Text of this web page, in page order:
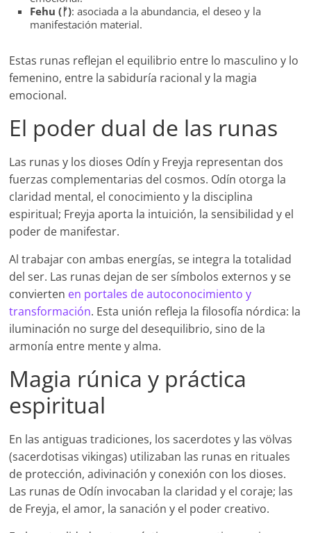
Fehu (ᚠ): asociada a la abundancia, el deseo y la
manifestación material.
Estas runas reflejan el equilibrio entre lo masculino y lo
femenino, entre la sabiduría racional y la magia
emocional.
El poder dual de las runas
Las runas y los dioses Odín y Freyja representan dos
fuerzas complementarias del cosmos. Odín otorga la
claridad mental, el conocimiento y la disciplina
espiritual; Freyja aporta la intuición, la sensibilidad y el
poder de manifestar.
Al trabajar con ambas energías, se integra la totalidad
del ser. Las runas dejan de ser símbolos externos y se
convierten en portales de autoconocimiento y
transformación. Esta unión refleja la filosofía nórdica: la
iluminación no surge del desequilibrio, sino de la
armonía entre mente y alma.
Magia rúnica y práctica
espiritual
En las antiguas tradiciones, los sacerdotes y las völvas
(sacerdotisas vikingas) utilizaban las runas en rituales
de protección, adivinación y conexión con los dioses.
Las runas de Odín invocaban la claridad y el coraje; las
de Freyja, el amor, la sanación y el poder creativo.